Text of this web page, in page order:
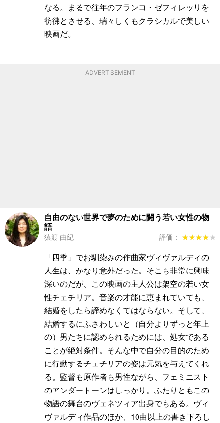
なる。まるで往年のフランコ・ゼフィレッリを
彷彿とさせる、瑞々しくもクラシカルで美しい
映画だ。
ADVERTISEMENT
自由のない世界で夢のために闘う若い女性の物
語
猿渡 由紀 評価： ★★★★★
★★★★★
「四季」でお馴染みの作曲家ヴィヴァルディの
人生は、かなり意外だった。そこも非常に興味
深いのだが、この映画の主人公は架空の若い女
性チェチリア。音楽の才能に恵まれていても、
結婚をしたら諦めなくてはならない。そして、
結婚するにふさわしいと（自分よりずっと年上
の）男たちに認められるためには、処女である
ことが絶対条件。そんな中で自分の目的のため
に行動するチェチリアの姿は元気を与えてくれ
る。監督も原作者も男性ながら、フェミニスト
のアンダートーンはしっかり。ふたりともこの
物語の舞台のヴェネツィア出身でもある。ヴィ
ヴァルディ作品のほか、10曲以上の書き下ろし